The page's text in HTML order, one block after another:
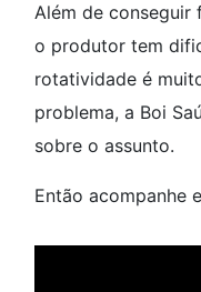
Além de conseguir
o produtor tem
rotatividade é
problema, a Boi
sobre o assunto.
Então acompanhe